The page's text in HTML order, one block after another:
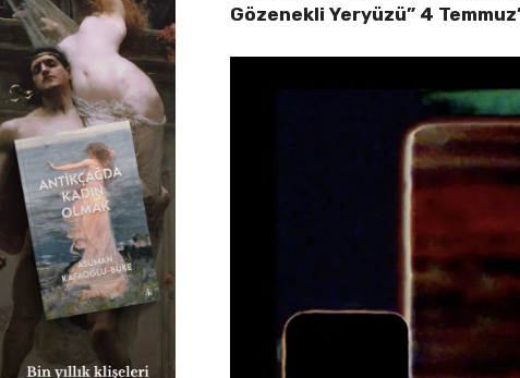
Gözenekli Yeryüzü” 4